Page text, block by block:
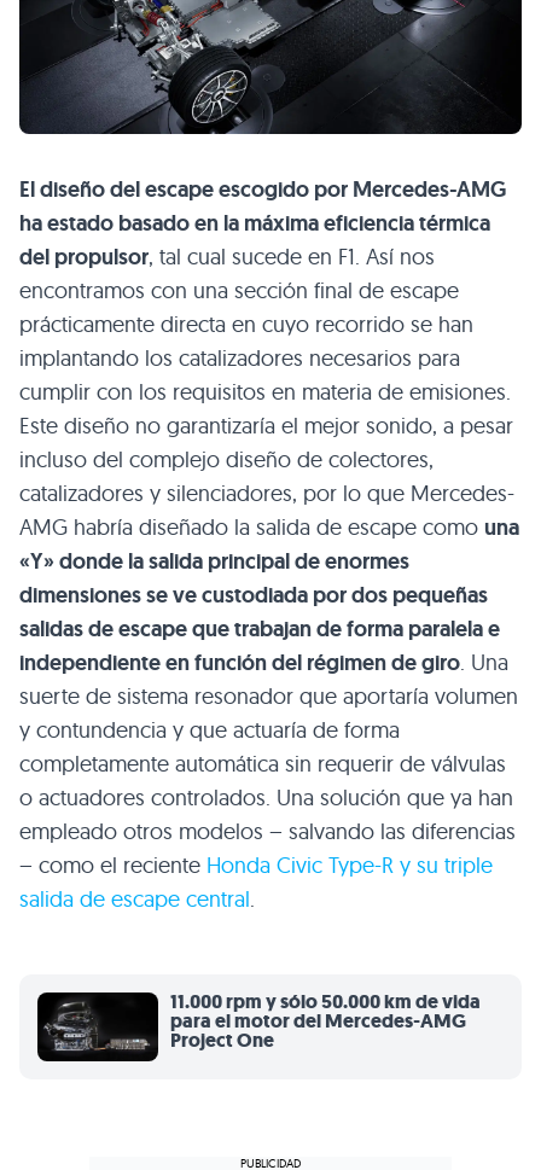
El diseño del escape escogido por Mercedes-AMG
ha estado basado en la máxima eficiencia térmica
del propulsor, tal cual sucede en F1. Así nos
encontramos con una sección final de escape
prácticamente directa en cuyo recorrido se han
implantando los catalizadores necesarios para
cumplir con los requisitos en materia de emisiones.
Este diseño no garantizaría el mejor sonido, a pesar
incluso del complejo diseño de colectores,
catalizadores y silenciadores, por lo que Mercedes-
AMG habría diseñado la salida de escape como una
«Y» donde la salida principal de enormes
dimensiones se ve custodiada por dos pequeñas
salidas de escape que trabajan de forma paralela e
independiente en función del régimen de giro. Una
suerte de sistema resonador que aportaría volumen
y contundencia y que actuaría de forma
completamente automática sin requerir de válvulas
o actuadores controlados. Una solución que ya han
empleado otros modelos – salvando las diferencias
– como el reciente Honda Civic Type-R y su triple
salida de escape central.
11.000 rpm y sólo 50.000 km de vida
para el motor del Mercedes-AMG
Project One